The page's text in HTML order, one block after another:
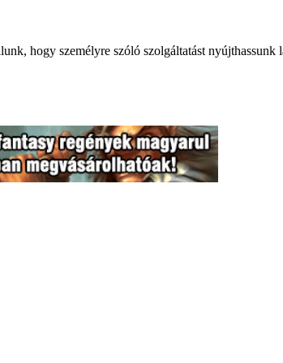
hogy személyre szóló szolgáltatást nyújthassunk